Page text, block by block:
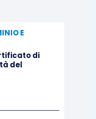
che, di
in via
1916 c.c.
quindi, la
era stata fatta
subiti non
E
di
del